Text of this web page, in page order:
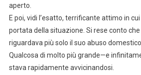
aperto.
E poi, vidi l’esatto, terrificante attimo in
portata della situazione. Si rese conto
riguardava più solo il suo abuso
Qualcosa di molto più grande—e
stava rapidamente avvicinandosi.